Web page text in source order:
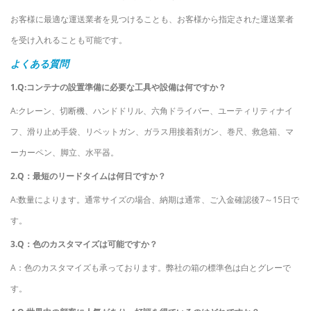
お客様に最適な運送業者を見つけることも、お客様から指定された運送業者
を受け入れることも可能です。
よくある質問
1.Q:コンテナの設置準備に必要な工具や設備は何ですか？
A:クレーン、切断機、ハンドドリル、六角ドライバー、ユーティリティナイ
フ、滑り止め手袋、リベットガン、ガラス用接着剤ガン、巻尺、救急箱、マ
ーカーペン、脚立、水平器。
2.Q：最短のリードタイムは何日ですか？
A:数量によります。通常サイズの場合、納期は通常、ご入金確認後7～15日で
す。
3.Q：色のカスタマイズは可能ですか？
A：色のカスタマイズも承っております。弊社の箱の標準色は白とグレーで
す。